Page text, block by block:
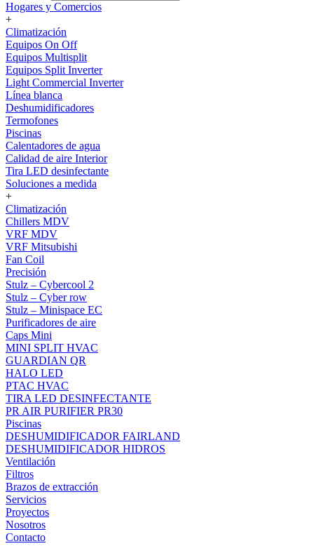
Hogares y Comercios
+
Climatización
Equipos On Off
Equipos Multisplit
Equipos Split Inverter
Light Commercial Inverter
Línea blanca
Deshumidificadores
Termofones
Piscinas
Calentadores de agua
Calidad de aire Interior
Tira LED desinfectante
Soluciones a medida
+
Climatización
Chillers MDV
VRF MDV
VRF Mitsubishi
Fan Coil
Precisión
Stulz – Cybercool 2
Stulz – Cyber row
Stulz – Minispace EC
Purificadores de aire
Caps Mini
MINI SPLIT HVAC
GUARDIAN QR
HALO LED
PTAC HVAC
TIRA LED DESINFECTANTE
PR AIR PURIFIER PR30
Piscinas
DESHUMIDIFICADOR FAIRLAND
DESHUMIDIFICADOR HIDROS
Ventilación
Filtros
Brazos de extracción
Servicios
Proyectos
Nosotros
Contacto